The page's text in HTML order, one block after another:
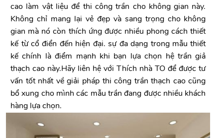
cao làm vật liệu để thi công trần cho không gian này.
Không chỉ mang lại vẻ đẹp và sang trọng cho không
gian mà nó còn thích ứng được nhiều phong cách thiết
kế từ cổ điển đến hiện đại. sự đa dạng trong mẫu thiết
kế chính là điểm mạnh khi bạn lựa chọn hệ trần giả
thạch cao này.Hãy liên hệ với Thích nhà TO để được tư
vấn tốt nhất về giải pháp thi công trần thạch cao cũng
bổ xung cho mình các mẫu trần đang được nhiều khách
hàng lựa chọn.